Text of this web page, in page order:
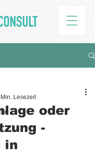
oder
-
in
Lesezeit